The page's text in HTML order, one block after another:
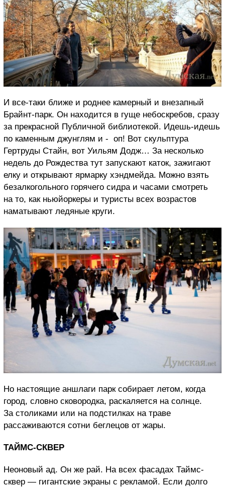
И все-таки ближе и роднее камерный и внезапный
Брайнт-парк. Он находится в гуще небоскребов, сразу
за прекрасной Публичной библиотекой. Идешь-идешь
по каменным джунглям и - оп! Вот скульптура
Гертруды Стайн, вот Уильям Додж… За несколько
недель до Рождества тут запускают каток, зажигают
елку и открывают ярмарку хэндмейда. Можно взять
безалкогольного горячего сидра и часами смотреть
на то, как ньюйоркеры и туристы всех возрастов
наматывают ледяные круги.
Но настоящие аншлаги парк собирает летом, когда
город, словно сковородка, раскаляется на солнце.
За столиками или на подстилках на траве
рассаживаются сотни беглецов от жары.
ТАЙМС-СКВЕР
Неоновый ад. Он же рай. На всех фасадах Таймс-
сквер — гигантские экраны с рекламой. Если долго